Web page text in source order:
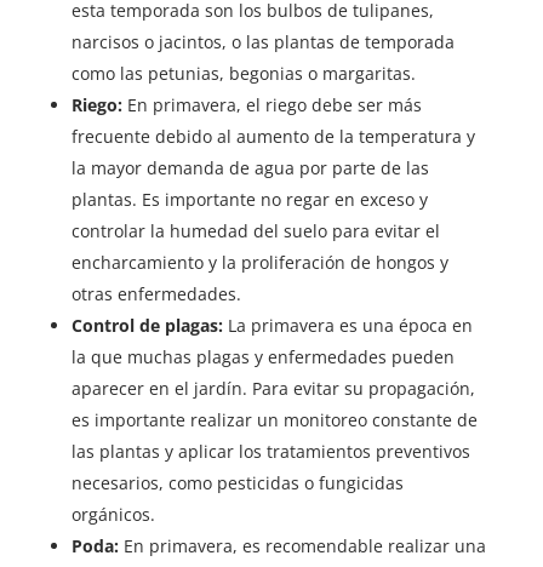
esta temporada son los bulbos de tulipanes,
narcisos o jacintos, o las plantas de temporada
como las petunias, begonias o margaritas.
Riego: En primavera, el riego debe ser más
frecuente debido al aumento de la temperatura y
la mayor demanda de agua por parte de las
plantas. Es importante no regar en exceso y
controlar la humedad del suelo para evitar el
encharcamiento y la proliferación de hongos y
otras enfermedades.
Control de plagas: La primavera es una época en
la que muchas plagas y enfermedades pueden
aparecer en el jardín. Para evitar su propagación,
es importante realizar un monitoreo constante de
las plantas y aplicar los tratamientos preventivos
necesarios, como pesticidas o fungicidas
orgánicos.
Poda: En primavera, es recomendable realizar una